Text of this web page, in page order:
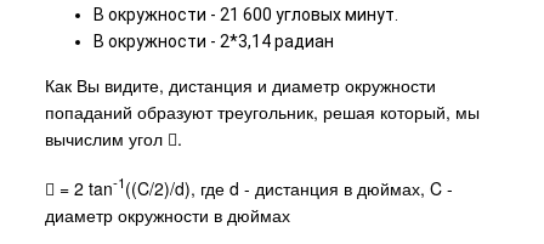
В окружности - 21 600 угловых минут.
В окружности - 2*3,14 радиан
Как Вы видите, дистанция и диаметр окружности
попаданий образуют треугольник, решая который, мы
вычислим угол .
 = 2 tan-1((C/2)/d), где d - дистанция в дюймах, C -
диаметр окружности в дюймах